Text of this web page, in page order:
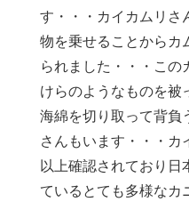
す・・・カイカムリさ
物を乗せることからカ
られました・・・この
けらのようなものを被
海綿を切り取って背負
さんもいます・・・カ
以上確認されており
ているとても多様なカ